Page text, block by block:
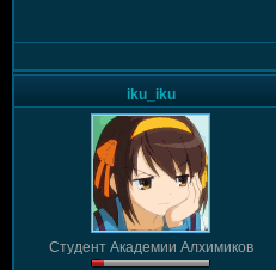
iku_iku
Студент Академии Алхимиков